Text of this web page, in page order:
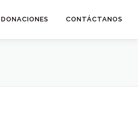
DONACIONES CONTÁCTANOS